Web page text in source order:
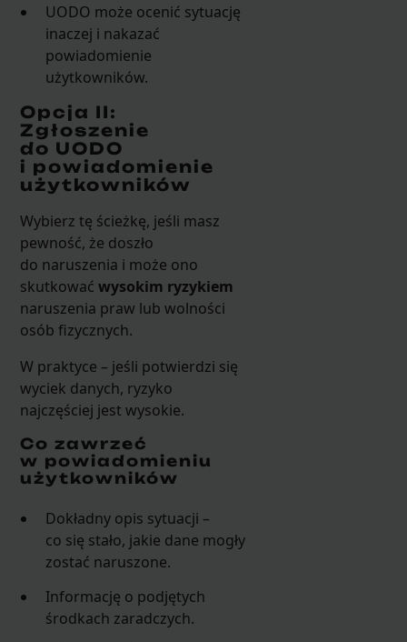
UODO może ocenić sytuację
inaczej i nakazać
powiadomienie
użytkowników.
Opcja II:
Zgłoszenie
do UODO
i powiadomienie
użytkowników
Wybierz tę ścieżkę, jeśli masz
pewność, że doszło
do naruszenia i może ono
skutkować wysokim ryzykiem
naruszenia praw lub wolności
osób fizycznych.
W praktyce – jeśli potwierdzi się
wyciek danych, ryzyko
najczęściej jest wysokie.
Co zawrzeć
w powiadomieniu
użytkowników
Dokładny opis sytuacji –
co się stało, jakie dane mogły
zostać naruszone.
Informację o podjętych
środkach zaradczych.